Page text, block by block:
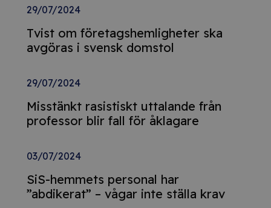
29/07/2024
Tvist om företagshemligheter ska
avgöras i svensk domstol
29/07/2024
Misstänkt rasistiskt uttalande från
professor blir fall för åklagare
03/07/2024
SiS-hemmets personal har
”abdikerat” – vågar inte ställa krav